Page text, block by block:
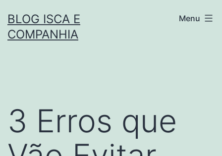
para
BLOG ISCA E
COMPANHIA
Menu
3 Erros que